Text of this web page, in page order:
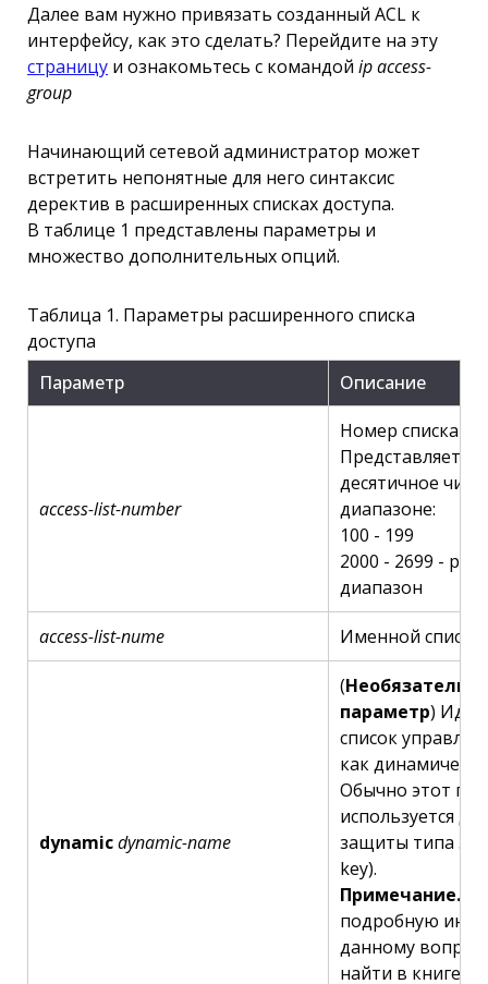
Далее вам нужно привязать созданный ACL к
интерфейсу, как это сделать? Перейдите на эту
страницу и ознакомьтесь с командой ip access-
group
Начинающий сетевой администратор может
встретить непонятные для него синтаксис
деректив в расширенных списках доступа.
В таблице 1 представлены параметры и
множество дополнительных опций.
Таблица 1. Параметры расширенного списка
доступа
Параметр
Описание
access-list-number
Номер списка
Представляет
десятичное
диапазоне:
100 - 199
2000 - 2699 -
диапазон
access-list-nume Именной список
dynamicdynamic-name
(
параметр)
список
как
Обычно этот
используется
защиты типа
key).
Примечание.
подробную
данному
найти в книге